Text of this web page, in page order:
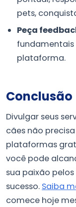
pets,
Peça
plataforma.
Conclusão
Divulgar seus
cães não
plataformas
você pode
sua paixão
sucesso. Saiba
comece hoje